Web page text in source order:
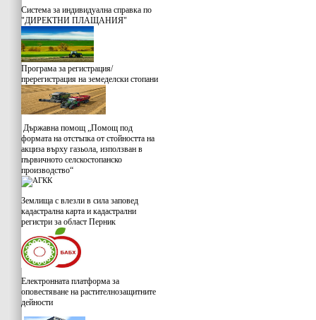
Система за индивидуaлна справка по
"ДИРЕКТНИ ПЛАЩАНИЯ"
Програма за регистрация/
пререгистрация на земеделски стопани
Държавна помощ „Помощ под
формата на отстъпка от стойността на
акциза върху газьола, използван в
първичното селскостопанско
производство“
Землища с влезли в сила заповед
кадастрална карта и кадастрални
регистри за област Перник
Електронната платформа за
оповестяване на растителнозащитните
дейности